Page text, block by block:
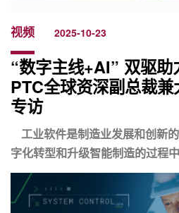
视频 2025-10-23
“数字主线+AI” 双驱
PTC全球资深副总裁
专访
工业软件是制造业发展和创新
字化转型和升级智能制造的过程